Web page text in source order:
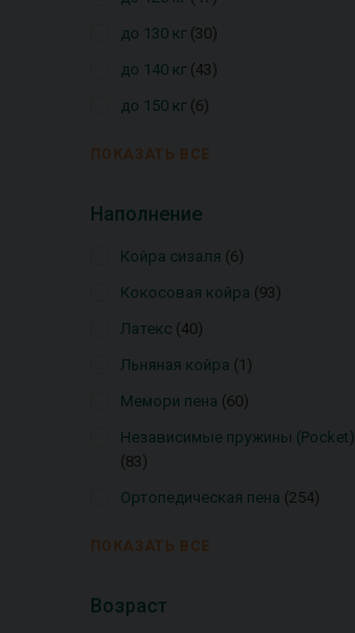
до 130 кг 30
до 140 кг 43
до 150 кг 6
ПОКАЗАТЬ ВСЕ
Наполнение
Койра сизаля 6
Кокосовая койра 93
Латекс 40
Льняная койра 1
Мемори пена 60
Независимые пружины (Pocket)
83
Ортопедическая пена 254
ПОКАЗАТЬ ВСЕ
Возраст